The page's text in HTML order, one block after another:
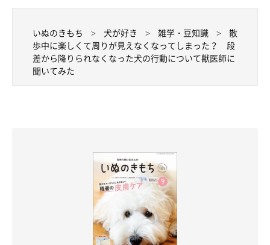
のでしょう」
――同じような経験をしたことがある飼い主さんも多いようです
が、犬の生態や特徴などが関係しているのでしょうか。
す。新しい刺激に興奮して、周囲に気を配る余裕がなくなるので
――初めての道を散歩する際の注意点などがあれば教えてくださ
いぬのきもち 犬が好き 雑学・豆知識
散
歩中に楽しくて周りが見えなくなってしまった？ 段
差から降りられなくなった犬の行動について獣医師に
聞いてみた